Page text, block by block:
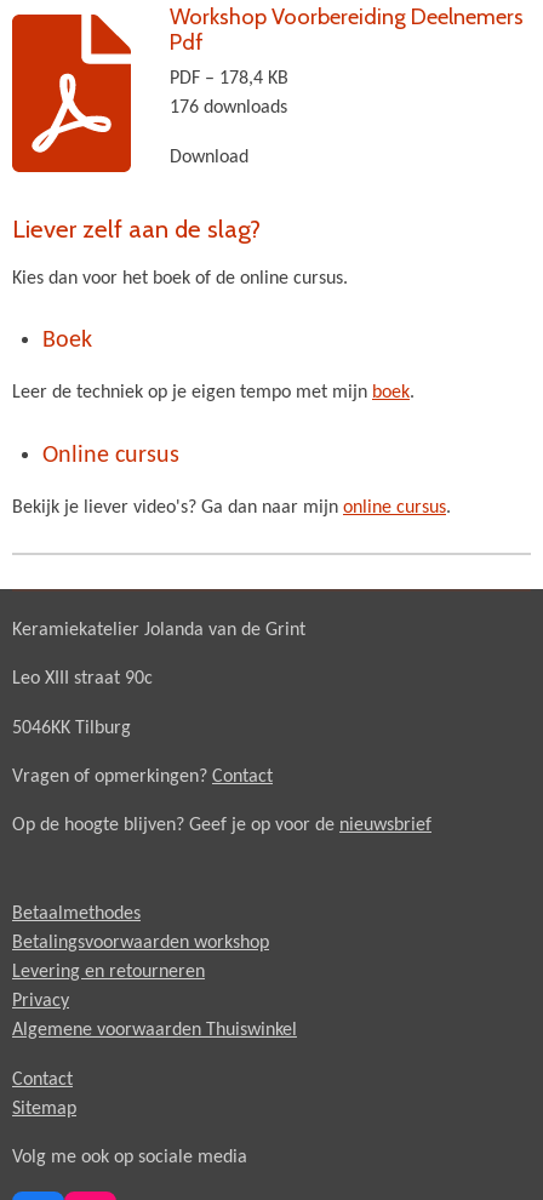
Workshop Voorbereiding Deelnemers
Pdf
PDF – 178,4 KB
176 downloads
Download
Liever zelf aan de slag?
Kies dan voor het boek of de online cursus.
Boek
Leer de techniek op je eigen tempo met mijn boek.
Online cursus
Bekijk je liever video's? Ga dan naar mijn online cursus.
Keramiekatelier Jolanda van de Grint
Leo XIII straat 90c
5046KK Tilburg
Vragen of opmerkingen? Contact
Op de hoogte blijven? Geef je op voor de nieuwsbrief
Betaalmethodes
Betalingsvoorwaarden workshop
Levering en retourneren
Privacy
Algemene voorwaarden Thuiswinkel
Contact
Sitemap
Volg me ook op sociale media